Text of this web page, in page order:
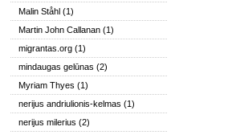
Malin Ståhl (1)
Martin John Callanan (1)
migrantas.org (1)
mindaugas gelūnas (2)
Myriam Thyes (1)
nerijus andriulionis-kelmas (1)
nerijus milerius (2)